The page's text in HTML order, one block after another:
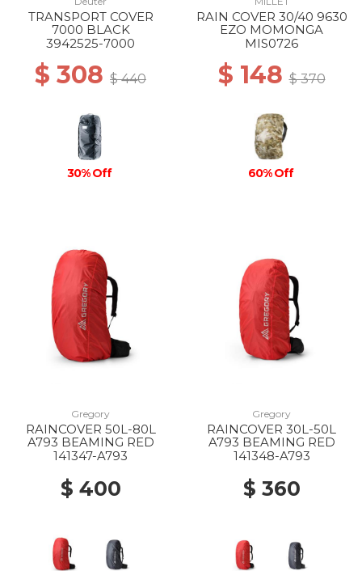
TRANSPORT COVER
7000 BLACK
3942525-7000
$ 308 $ 440
30% Off
RAIN COVER 30/40 9630
EZO MOMONGA
MIS0726
$ 148$ 370
60% Off
Gregory
RAINCOVER 50L-80L
A793 BEAMING RED
141347-A793
$ 400
Gregory
RAINCOVER 30L-50L
A793 BEAMING RED
141348-A793
$ 360